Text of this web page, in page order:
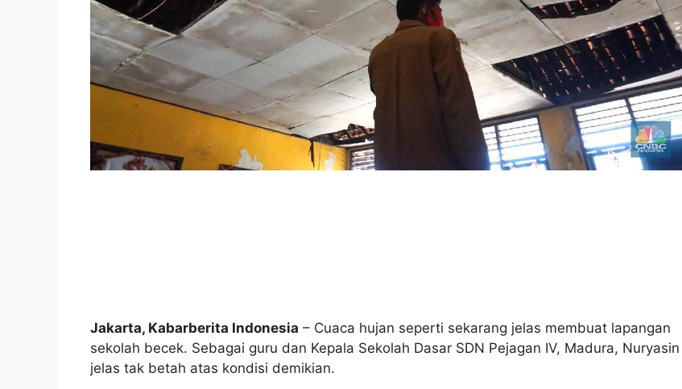
Jakarta, Kabarberita Indonesia – Cuaca hujan seperti sekarang jelas membuat lapangan
sekolah becek. Sebagai guru dan Kepala Sekolah Dasar SDN Pejagan IV, Madura, Nuryasin
jelas tak betah atas kondisi demikian.